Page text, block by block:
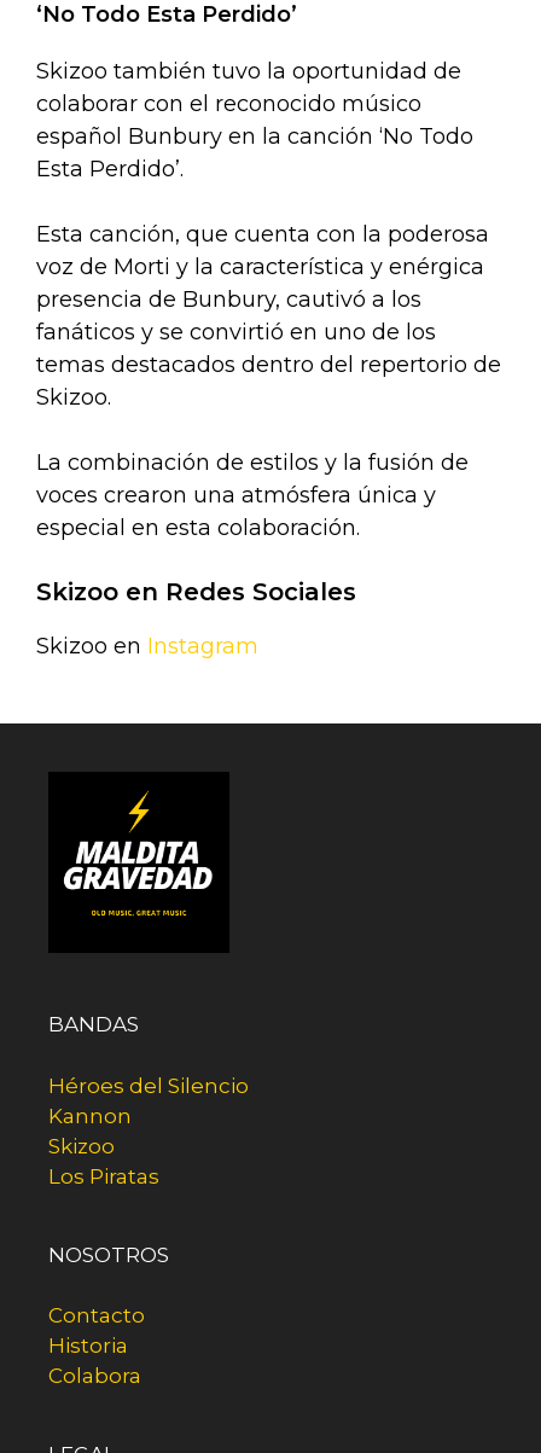
‘No Todo Esta Perdido’
Skizoo también tuvo la oportunidad de
colaborar con el reconocido músico
español Bunbury en la canción ‘No Todo
Esta Perdido’.
Esta canción, que cuenta con la poderosa
voz de Morti y la característica y enérgica
presencia de Bunbury, cautivó a los
fanáticos y se convirtió en uno de los
temas destacados dentro del repertorio de
Skizoo.
La combinación de estilos y la fusión de
voces crearon una atmósfera única y
especial en esta colaboración.
Skizoo en Redes Sociales
Skizoo en Instagram
BANDAS
Héroes del Silencio
Kannon
Skizoo
Los Piratas
NOSOTROS
Contacto
Historia
Colabora